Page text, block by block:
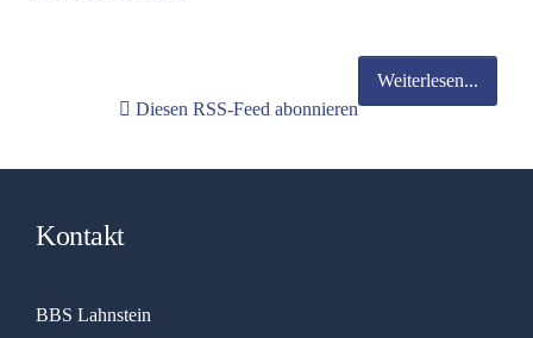
Weiterlesen...
Diesen RSS-Feed abonnieren
Kontakt
BBS Lahnstein